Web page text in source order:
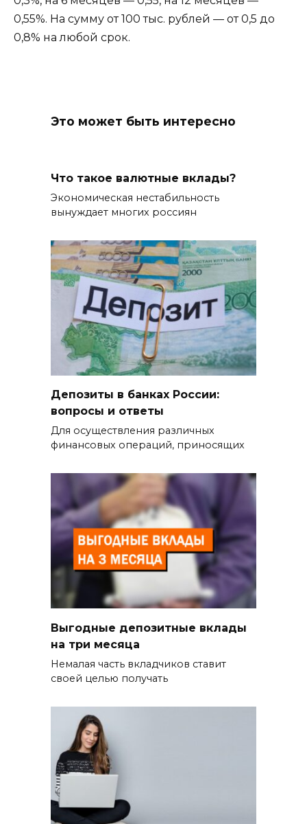
0,55%. На сумму от 100 тыс. рублей — от 0,5 до
0,8% на любой срок.
Это может быть интересно
Что такое валютные вклады?
Экономическая нестабильность
вынуждает многих россиян
Депозиты в банках России:
вопросы и ответы
Для осуществления различных
финансовых операций, приносящих
Выгодные депозитные вклады
на три месяца
Немалая часть вкладчиков ставит
своей целью получать